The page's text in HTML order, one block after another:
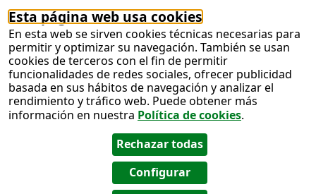
Esta página web usa cookies
En esta web se sirven cookies técnicas necesarias para
permitir y optimizar su navegación. También se usan
cookies de terceros con el fin de permitir
funcionalidades de redes sociales, ofrecer publicidad
basada en sus hábitos de navegación y analizar el
rendimiento y tráfico web. Puede obtener más
información en nuestra Política de cookies.